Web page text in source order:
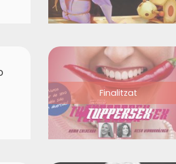
Finalitzat